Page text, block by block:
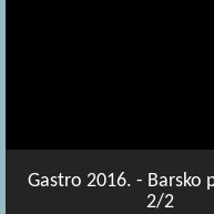
Gastro 2016. - Barsko
2/2